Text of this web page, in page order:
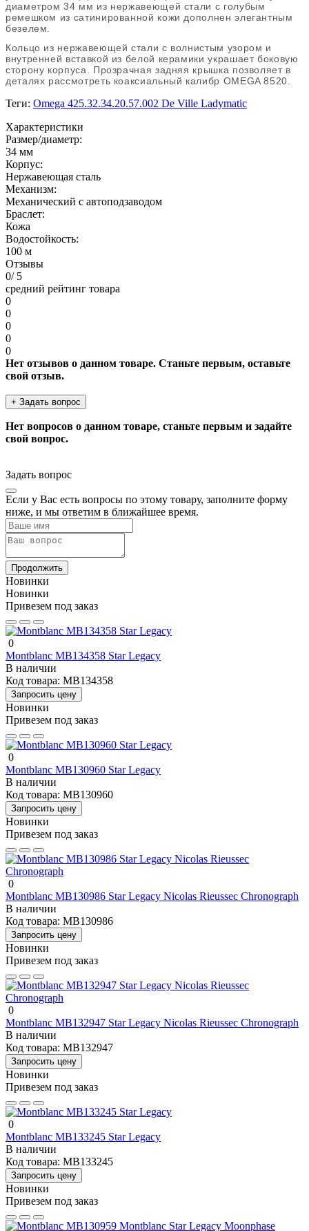
диаметром 34 мм из нержавеющей стали с голубым
ремешком из сатинированной кожи дополнен элегантным
безелем.
Кольцо из нержавеющей стали с волнистым узором и
внутренней вставкой из белой керамики украшает боковую
сторону корпуса. Прозрачная задняя крышка позволяет в
деталях рассмотреть коаксиальный калибр OMEGA 8520.
Теги: Omega 425.32.34.20.57.002 De Ville Ladymatic
Характеристики
Размер/диаметр:
34 мм
Корпус:
Нержавеющая сталь
Механизм:
Механический с автоподзаводом
Браслет:
Кожа
Водостойкость:
100 м
Отзывы
0/ 5
средний рейтинг товара
0
0
0
0
0
Нет отзывов о данном товаре. Станьте первым, оставьте
свой отзыв.
+ Задать вопрос
Нет вопросов о данном товаре, станьте первым и задайте
свой вопрос.
Задать вопрос
Если у Вас есть вопросы по этому товару, заполните форму
ниже, и мы ответим в ближайшее время.
Продолжить
Новинки
Новинки
Привезем под заказ
0
Montblanc MB134358 Star Legacy
В наличии
Код товара: MB134358
Запросить цену
Новинки
Привезем под заказ
0
Montblanc MB130960 Star Legacy
В наличии
Код товара: MB130960
Запросить цену
Новинки
Привезем под заказ
0
Montblanc MB130986 Star Legacy Nicolas Rieussec Chronograph
В наличии
Код товара: MB130986
Запросить цену
Новинки
Привезем под заказ
0
Montblanc MB132947 Star Legacy Nicolas Rieussec Chronograph
В наличии
Код товара: MB132947
Запросить цену
Новинки
Привезем под заказ
0
Montblanc MB133245 Star Legacy
В наличии
Код товара: MB133245
Запросить цену
Новинки
Привезем под заказ